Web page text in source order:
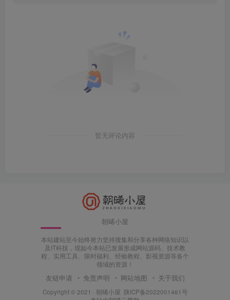
暂无评论内容
朝晞小屋
本站建站至今始终努力坚持搜集和分享各种网络知识以
及IT科技，现如今本站已发展形成网站源码、技术教
程、实用工具、限时福利、经验教程、影视资源等各个
领域的资源！
友链申请 免责声明 网站地图 关于我们
Copyright © 2021 · 朝晞小屋 陕ICP备2022001461号